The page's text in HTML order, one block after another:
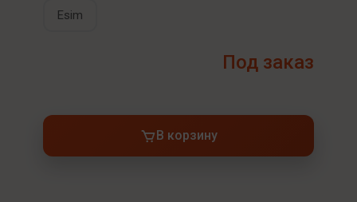
Esim
Под заказ
В корзину